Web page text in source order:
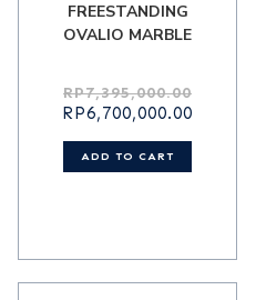
FREESTANDING
OVALIO MARBLE
RP7,395,000.00
RP6,700,000.00
ADD TO CART